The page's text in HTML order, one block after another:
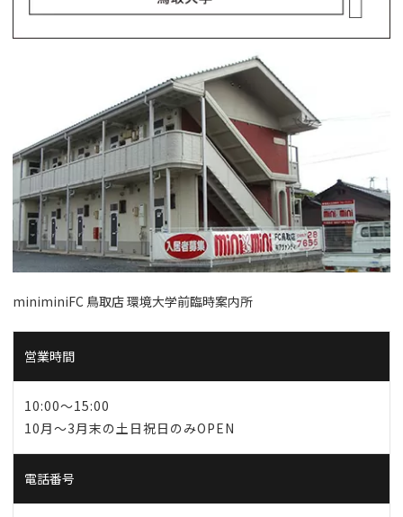
miniminiFC 鳥取店 環境大学前臨時案内所
営業時間
10:00～15:00
10月～3月末の土日祝日のみOPEN
電話番号